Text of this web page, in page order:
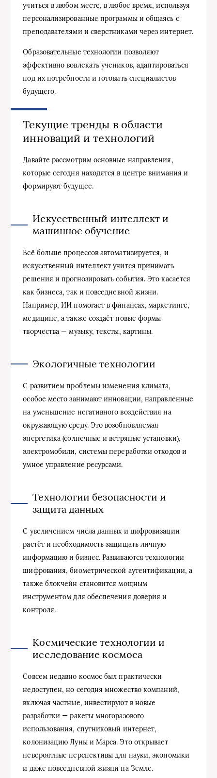
учиться в любом месте, в любое время, используя
персонализированные программы и общаясь с
преподавателями и сверстниками через интернет.
Образовательные технологии позволяют
эффективно вовлекать учеников, адаптироваться
под их потребности и готовить специалистов
будущего.
Текущие тренды в области
инноваций и технологий
Давайте рассмотрим основные направления,
которые сегодня находятся в центре внимания и
формируют будущее.
Искусственный интеллект и
машинное обучение
Всё больше процессов автоматизируется, и
искусственный интеллект учится принимать
решения и прогнозировать события. Это касается
как бизнеса, так и повседневной жизни.
Например, ИИ помогает в финансах, маркетинге,
медицине, а также создаёт новые формы
творчества — музыку, тексты, картины.
Экологичные технологии
С развитием проблемы изменения климата,
особое место занимают инновации, направленные
на уменьшение негативного воздействия на
окружающую среду. Это возобновляемая
энергетика (солнечные и ветряные установки),
электромобили, системы переработки отходов и
умное управление ресурсами.
Технологии безопасности и
защита данных
С увеличением числа данных и цифровизации
растёт и необходимость защищать личную
информацию и бизнес. Развиваются технологии
шифрования, биометрической аутентификации, а
также блокчейн становится мощным
инструментом для обеспечения доверия и
контроля.
Космические технологии и
исследование космоса
Совсем недавно космос был практически
недоступен, но сегодня множество компаний,
включая частные, инвестируют в новые
разработки — ракеты многоразового
использования, спутниковый интернет,
колонизацию Луны и Марса. Это открывает
невероятные перспективы для науки, экономики
и даже повседневной жизни на Земле.